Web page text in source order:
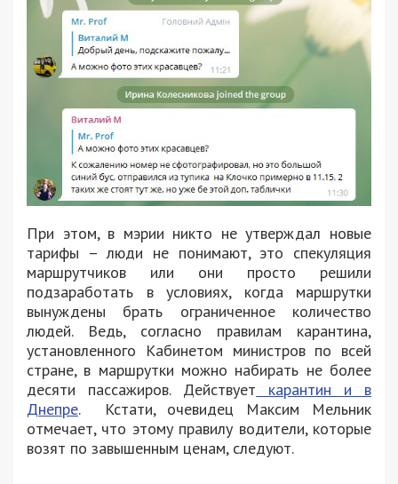
При этом, в мэрии никто не утверждал новые
тарифы – люди не понимают, это спекуляция
маршрутчиков или они просто решили
подзаработать в условиях, когда маршрутки
вынуждены брать ограниченное количество
людей. Ведь, согласно правилам карантина,
установленного Кабинетом министров по всей
стране, в маршрутки можно набирать не более
десяти пассажиров. Действует карантин и в
Днепре. Кстати, очевидец Максим Мельник
отмечает, что этому правилу водители, которые
возят по завышенным ценам, следуют.